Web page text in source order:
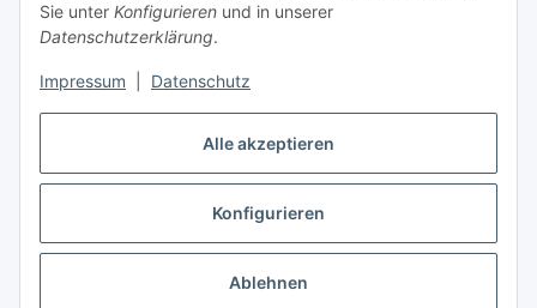
Alle akzeptieren
Konfigurieren
Ablehnen
Sie unter Konfigurieren und in unserer
Datenschutzerklärung.
Impressum Datenschutz
Gesetzliche Informationen
Vertrag widerrufen
* Alle Preise inkl. gesetzlicher USt., zzgl.Versand